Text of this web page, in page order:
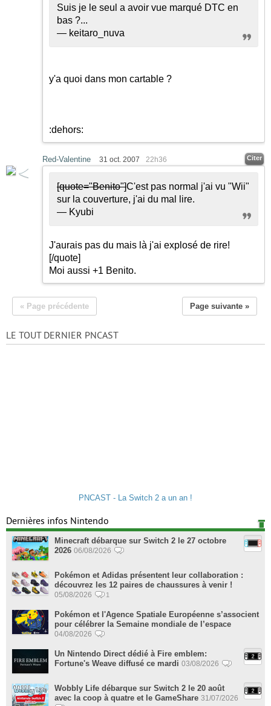
Suis je le seul a avoir vue marqué DTC en
bas ?...
— keitaro_nuva
y'a quoi dans mon cartable ?
:dehors:
Red-Valentine 31 oct. 2007 22h36 Citer
[quote="Benito"]C'est pas normal j'ai vu "Wii"
sur la couverture, j'ai du mal lire.
— Kyubi
J'aurais pas du mais là j'ai explosé de rire!
[/quote]
Moi aussi +1 Benito.
« Page précédente Page suivante »
LE TOUT DERNIER PNCAST
PNCAST - La Switch 2 a un an !
Dernières infos Nintendo
Minecraft débarque sur Switch 2 le 27 octobre
2026 06/08/2026
Pokémon et Adidas présentent leur collaboration :
découvrez les 12 paires de chaussures à venir !
05/08/2026 1
Pokémon et l'Agence Spatiale Européenne s’associent
pour célébrer la Semaine mondiale de l’espace
04/08/2026
Un Nintendo Direct dédié à Fire emblem:
Fortune's Weave diffusé ce mardi 03/08/2026
Wobbly Life débarque sur Switch 2 le 20 août
avec la coop à quatre et le GameShare 31/07/2026